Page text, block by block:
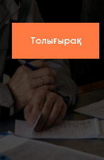
Толығырақ